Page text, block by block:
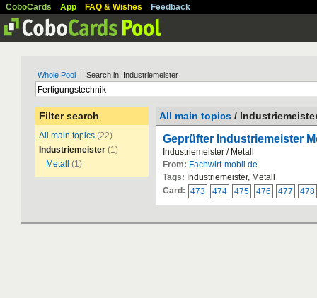
CoboCards App FAQ & Wishes Feedback
Whole Pool | Search in: Industriemeister
Filter search
All main topics (22)
Industriemeister (1)
Metall
(1)
All main topics /
Geprüfter Industriemeister
Industriemeister / Metall
From: Fachwirt-mobil.de
Tags: Industriemeister, Metall
Card: 473 474 475 476 477 478